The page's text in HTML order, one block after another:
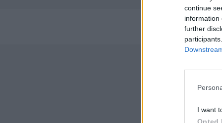
continue
information
further
I want
Opted